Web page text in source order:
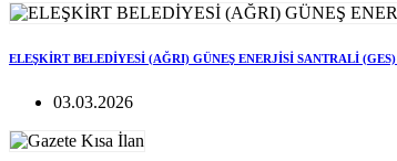
ELEŞKİRT BELEDİYESİ (AĞRI) GÜNEŞ ENERJİSİ SANTRALİ
03.03.2026